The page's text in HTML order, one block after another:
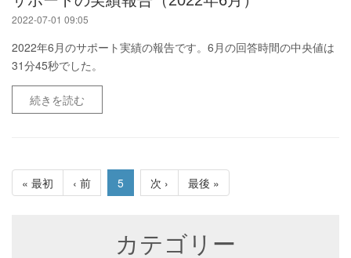
2022-07-01 09:05
2022年6月のサポート実績の報告です。6月の回答時間の中央値は
31分45秒でした。
続きを読む
« 最初 ‹ 前 5 次 › 最後 »
カテゴリー